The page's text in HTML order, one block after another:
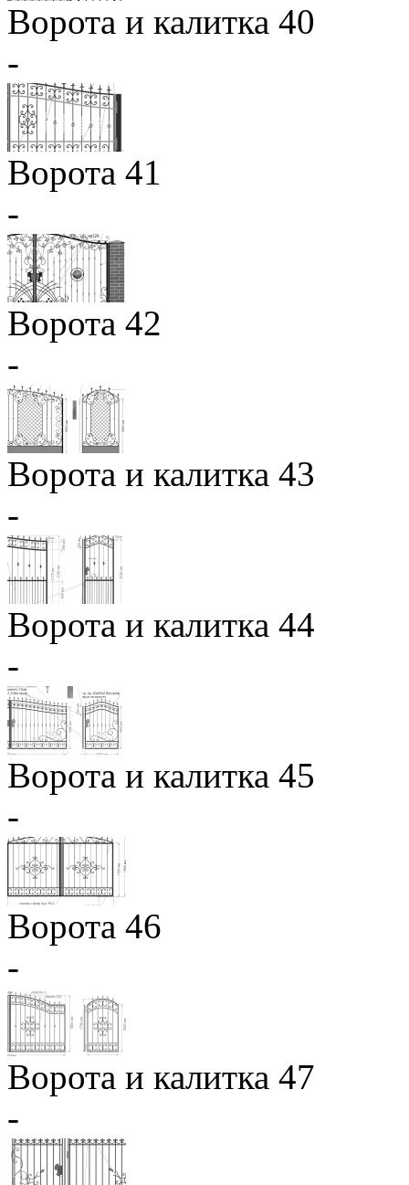
Ворота и калитка 40
-
Ворота 41
-
Ворота 42
-
Ворота и калитка 43
-
Ворота и калитка 44
-
Ворота и калитка 45
-
Ворота 46
-
Ворота и калитка 47
-